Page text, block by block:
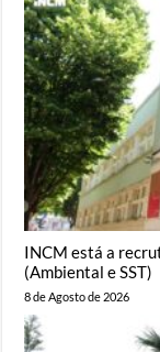
INCM está a
(Ambiental e SST)
8 de Agosto de 2026